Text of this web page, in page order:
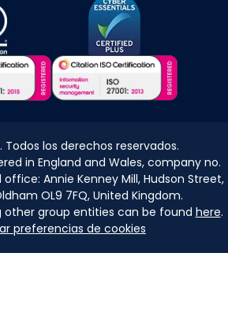
Todos los derechos reservados.
in England and Wales, company no.
Annie Kenney Mill, Hudson Street,
OL9 7FQ, United Kingdom.
group entities can be found here.
preferencias de cookies